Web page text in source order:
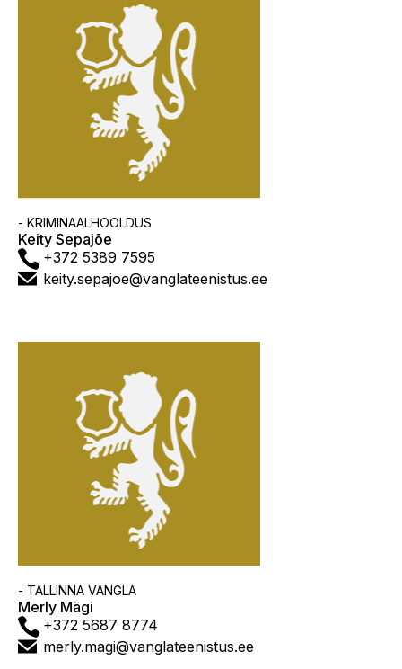
Asutus
- KRIMINAALHOOLDUS
Keity Sepajõe
Telefon+372 5389 7595
E-
keity.sepajoe@vanglateenistus.ee
Asutus
- TALLINNA VANGLA
Merly Mägi
Telefon+372 5687 8774
E-
merly.magi@vanglateenistus.ee